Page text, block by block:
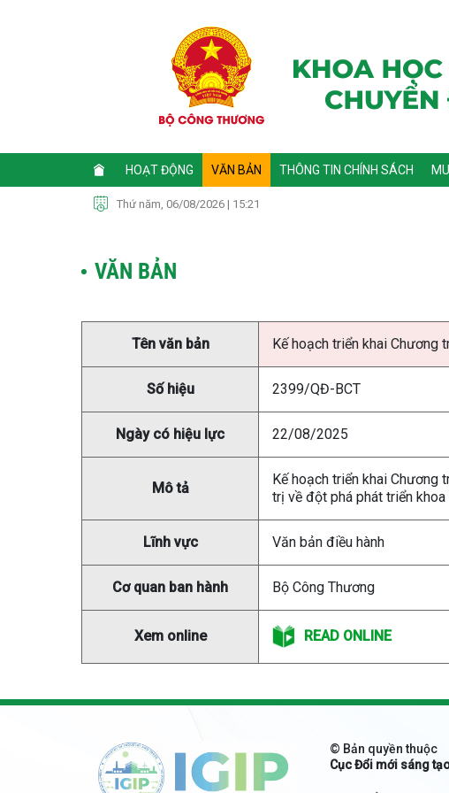
HOẠT ĐỘNG VĂN BẢN THÔNG TIN CHÍNH SÁCH
Thứ năm, 06/08/2026 | 15:21
VĂN BẢN
Tên văn bản Kế hoạch triển khai Chương
Số hiệu 2399/QĐ-BCT
Ngày có hiệu lực 22/08/2025
Mô tả
Kế hoạch triển khai Chương
trị về đột phá phát triển
Lĩnh vực Văn bản điều hành
Cơ quan ban hành Bộ Công Thương
Xem online READ ONLINE
© Bản quyền thuộc
Cục Đổi mới sáng